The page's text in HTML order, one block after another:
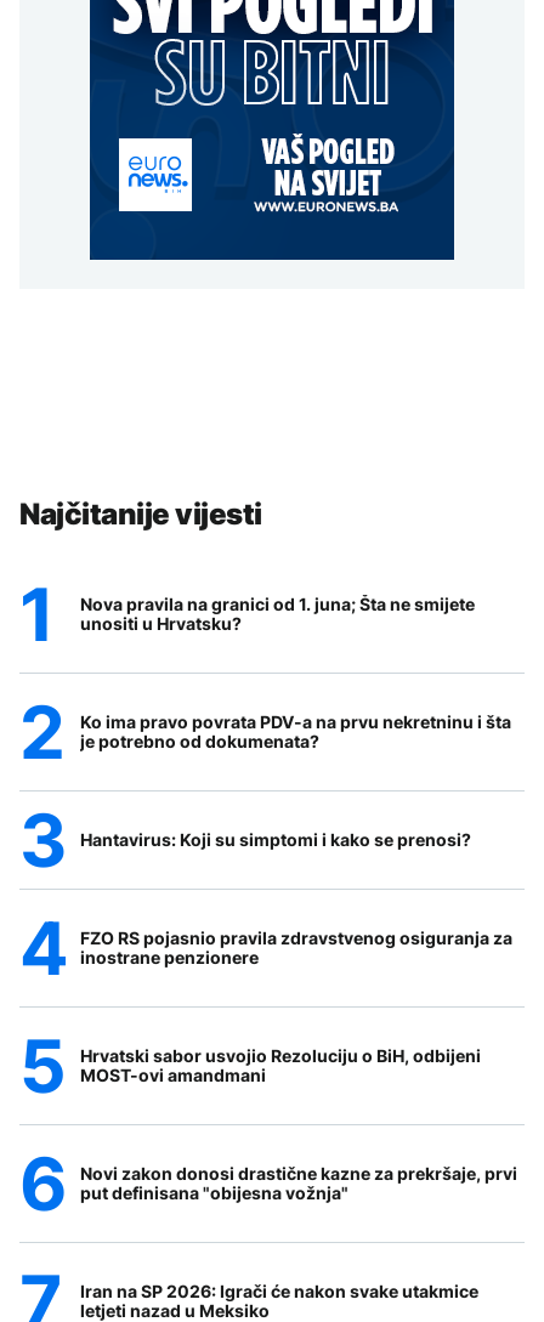
Najčitanije vijesti
Nova pravila na granici od 1. juna; Šta ne smijete
unositi u Hrvatsku?
Ko ima pravo povrata PDV-a na prvu nekretninu i šta
je potrebno od dokumenata?
Hantavirus: Koji su simptomi i kako se prenosi?
FZO RS pojasnio pravila zdravstvenog osiguranja za
inostrane penzionere
Hrvatski sabor usvojio Rezoluciju o BiH, odbijeni
MOST-ovi amandmani
Novi zakon donosi drastične kazne za prekršaje, prvi
put definisana "obijesna vožnja"
Iran na SP 2026: Igrači će nakon svake utakmice
letjeti nazad u Meksiko